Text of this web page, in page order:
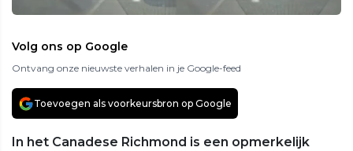
Volg ons op Google
Ontvang onze nieuwste verhalen in je Google-feed
Toevoegen als voorkeursbron op Google
In het Canadese Richmond is een opmerkelijk